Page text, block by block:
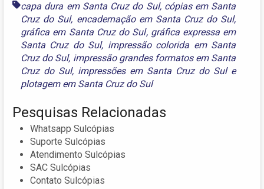
capa dura em Santa Cruz do Sul, cópias em Santa
Cruz do Sul, encadernação em Santa Cruz do Sul,
gráfica em Santa Cruz do Sul, gráfica expressa em
Santa Cruz do Sul, impressão colorida em Santa
Cruz do Sul, impressão grandes formatos em Santa
Cruz do Sul, impressões em Santa Cruz do Sule
plotagem em Santa Cruz do Sul
Pesquisas Relacionadas
Whatsapp Sulcópias
Suporte Sulcópias
Atendimento Sulcópias
SAC Sulcópias
Contato Sulcópias